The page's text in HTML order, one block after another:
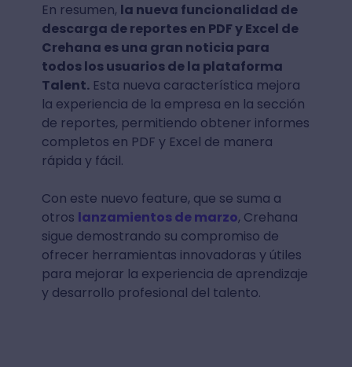
En resumen, la nueva funcionalidad de
descarga de reportes en PDF y Excel de
Crehana es una gran noticia para
todos los usuarios de la plataforma
Talent.Esta nueva característica mejora
la experiencia de la empresa en la sección
de reportes, permitiendo obtener informes
completos en PDF y Excel de manera
rápida y fácil.
Con este nuevo feature, que se suma a
otros lanzamientos de marzo, Crehana
sigue demostrando su compromiso de
ofrecer herramientas innovadoras y útiles
para mejorar la experiencia de aprendizaje
y desarrollo profesional del talento.